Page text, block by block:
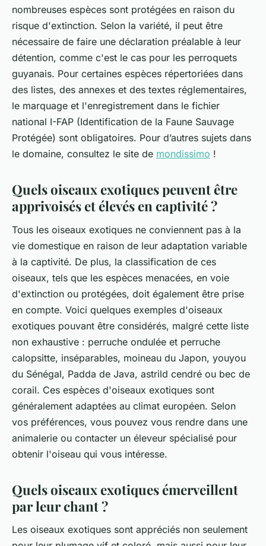
nombreuses espèces sont protégées en raison du
risque d'extinction. Selon la variété, il peut être
nécessaire de faire une déclaration préalable à leur
détention, comme c'est le cas pour les perroquets
guyanais. Pour certaines espèces répertoriées dans
des listes, des annexes et des textes réglementaires,
le marquage et l'enregistrement dans le fichier
national I-FAP (Identification de la Faune Sauvage
Protégée) sont obligatoires. Pour d’autres sujets dans
le domaine, consultez le site de mondissimo !
Quels oiseaux exotiques peuvent être
apprivoisés et élevés en captivité ?
Tous les oiseaux exotiques ne conviennent pas à la
vie domestique en raison de leur adaptation variable
à la captivité. De plus, la classification de ces
oiseaux, tels que les espèces menacées, en voie
d'extinction ou protégées, doit également être prise
en compte. Voici quelques exemples d'oiseaux
exotiques pouvant être considérés, malgré cette liste
non exhaustive : perruche ondulée et perruche
calopsitte, inséparables, moineau du Japon, youyou
du Sénégal, Padda de Java, astrild cendré ou bec de
corail. Ces espèces d'oiseaux exotiques sont
généralement adaptées au climat européen. Selon
vos préférences, vous pouvez vous rendre dans une
animalerie ou contacter un éleveur spécialisé pour
obtenir l'oiseau qui vous intéresse.
Quels oiseaux exotiques émerveillent
par leur chant ?
Les oiseaux exotiques sont appréciés non seulement